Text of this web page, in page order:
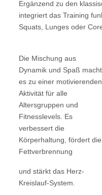
Ergänzend zu den
integriert das Training
Squats, Lunges oder
Die Mischung aus
Dynamik und Spaß macht
es zu einer motivierenden
Aktivität für alle
Altersgruppen und
Fitnesslevels. Es
verbessert die
Körperhaltung, fördert die
Fettverbrennung
und stärkt das Herz-
Kreislauf-System.